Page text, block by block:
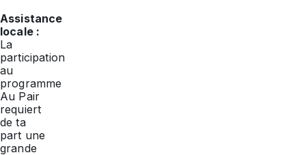
Assistance
locale :
La
participation
au
programme
Au Pair
requiert
de ta
part une
grande